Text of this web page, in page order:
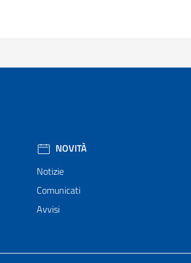
NOVITÀ
Notizie
Comunicati
Avvisi